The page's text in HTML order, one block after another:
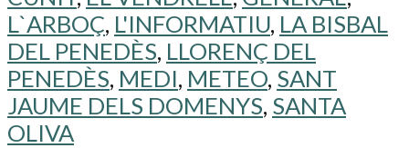
L`ARBOÇ, L'INFORMATIU, LA BISBAL
DEL PENEDÈS, LLORENÇ DEL
PENEDÈS, MEDI, METEO, SANT
JAUME DELS DOMENYS, SANTA
OLIVA